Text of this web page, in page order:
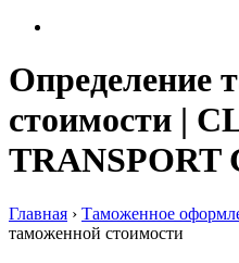
Определение
стоимости |
TRANSPORT
Главная › Таможенное
таможенной стоимости